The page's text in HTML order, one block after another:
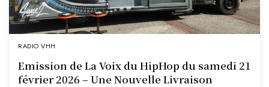
RADIO VHH
Emission de La Voix du HipHop du samedi 21
février 2026 – Une Nouvelle Livraison